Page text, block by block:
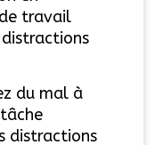
travail
du mal à
distractions